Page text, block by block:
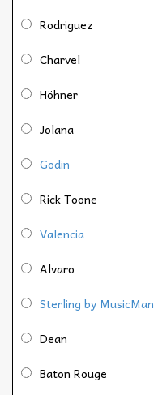
Rodriguez
Charvel
Höhner
Jolana
Godin
Rick Toone
Valencia
Alvaro
Sterling by MusicMan
Dean
Baton Rouge